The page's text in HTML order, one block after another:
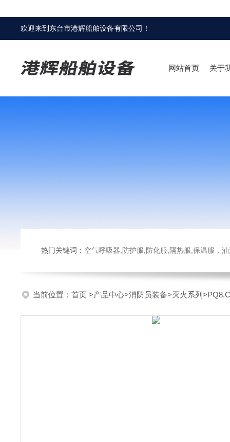
欢迎来到 东台市港辉船舶设备有限公司 ！
网站首页 关于
热门关键词： 空气呼吸器,防护服,防化服,隔热服,保温服，
当前位置： 首页 >产品中心>消防员装备>灭火系列